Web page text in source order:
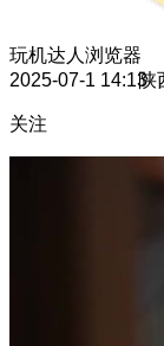
玩机达人 浏览器
2025-07-1 14:13陕
关注